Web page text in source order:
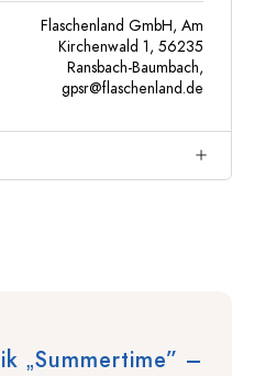
Flaschenland GmbH, Am
Kirchenwald 1, 56235
Ransbach-Baumbach,
gpsr@flaschenland.de
„Summertime” –